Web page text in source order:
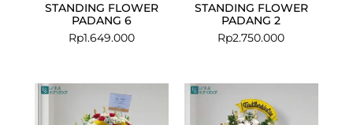
STANDING FLOWER
PADANG 6
Rp1.649.000
STANDING FLOWER
PADANG 2
Rp2.750.000